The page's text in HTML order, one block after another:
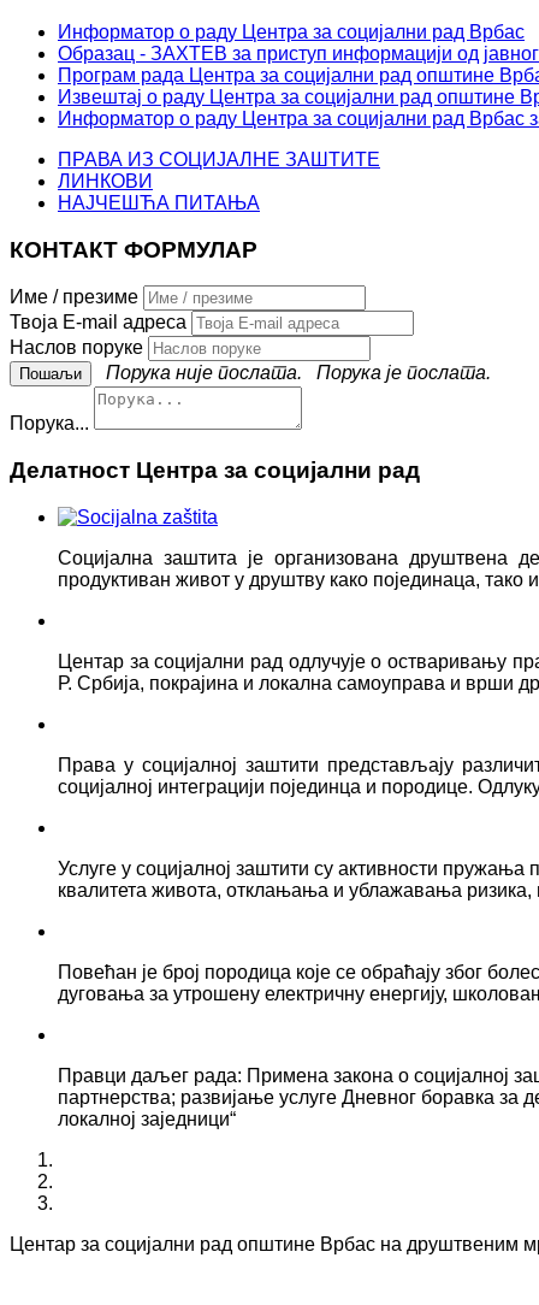
Информатор о раду Центра за социјални рад Врбас
Образац - ЗАХТЕВ за приступ информацији од јавног
Програм рада Центра за социјални рад општине
Извештај о раду Центра за социјални рад општине
Информатор о раду Центра за социјални рад Врбас
ПРАВА ИЗ СОЦИЈАЛНЕ ЗАШТИТЕ
ЛИНКОВИ
НАЈЧЕШЋА ПИТАЊА
КОНТАКТ ФОРМУЛАР
Име / презиме
Твоја E-mail адреса
Наслов поруке
Порука није послата.
Порука је послата.
Порука...
Делатност Центра за социјални рад
Социјална заштита је организована друштвена
продуктиван живот у друштву како појединаца,
Центар за социјални рад одлучује о остваривању
Р. Србија, покрајина и локална самоуправа и врши
Права у социјалној заштити представљају
социјалној интеграцији појединца и породице.
Услуге у социјалној заштити су активности
квалитета живота, отклањања и ублажавања ризика,
Повећан је број породица које се обраћају због
дуговања за утрошену електричну енергију,
Правци даљег рада: Примена закона о социјалној
партнерства; развијање услуге Дневног боравка
локалној заједници“
Центар за социјални рад општине Врбас на друштвеним